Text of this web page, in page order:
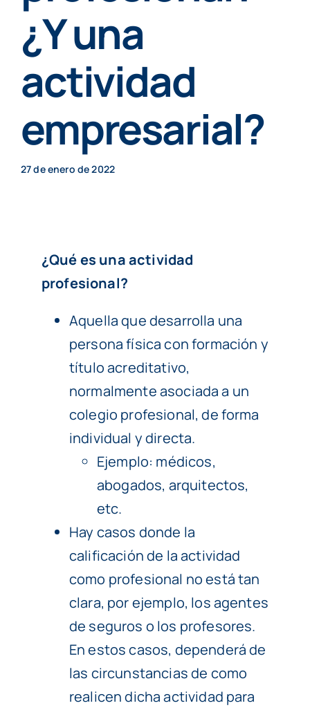
¿Y una
actividad
empresarial?
27 de enero de 2022
¿Qué es una actividad
profesional?
Aquella que desarrolla una
persona física con formación y
título acreditativo,
normalmente asociada a un
colegio profesional, de forma
individual y directa.
Ejemplo: médicos,
abogados, arquitectos,
etc.
Hay casos donde la
calificación de la actividad
como profesional no está tan
clara, por ejemplo, los agentes
de seguros o los profesores.
En estos casos, dependerá de
las circunstancias de como
realicen dicha actividad para